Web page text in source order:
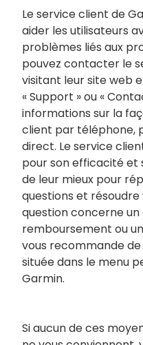
Le service client de
aider les utilisateurs
problèmes liés aux
pouvez contacter le
visitant leur site web
« Support » ou «
informations sur la
client par téléphone,
direct. Le service
pour son efficacité et
de leur mieux pour
questions et
question concerne
remboursement ou
vous recommande
située dans le menu
Garmin.
Si aucun de ces